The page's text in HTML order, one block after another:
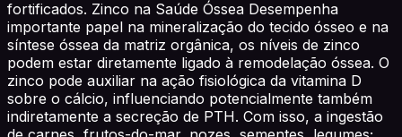
fortificados. Zinco na Saúde Óssea Desempenha
importante papel na mineralização do tecido ósseo e na
síntese óssea da matriz orgânica, os níveis de zinco
podem estar diretamente ligado à remodelação óssea. O
zinco pode auxiliar na ação fisiológica da vitamina D
sobre o cálcio, influenciando potencialmente também
indiretamente a secreção de PTH. Com isso, a ingestão